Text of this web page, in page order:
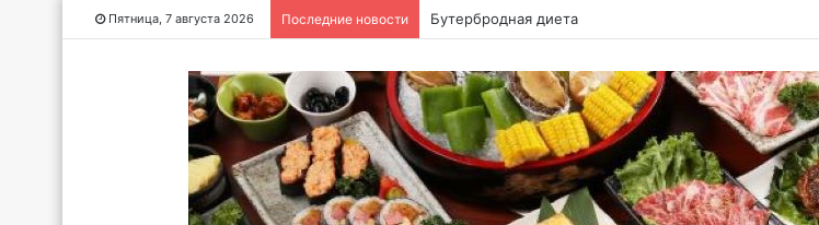
Пятница, 7 августа 2026 Последние новости Хлебная диета